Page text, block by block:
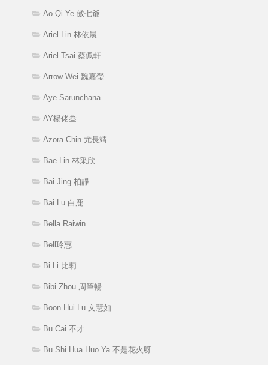
Ao Qi Ye 傲七爺
Ariel Lin 林依晨
Ariel Tsai 蔡佩軒
Arrow Wei 魏嘉瑩
Aye Sarunchana
AY楊佬叁
Azora Chin 尤長靖
Bae Lin 林采欣
Bai Jing 柏靜
Bai Lu 白鹿
Bella Raiwin
Bell玲惠
Bi Li 比莉
Bibi Zhou 周筆暢
Boon Hui Lu 文慧如
Bu Cai 不才
Bu Shi Hua Huo Ya 不是花火呀